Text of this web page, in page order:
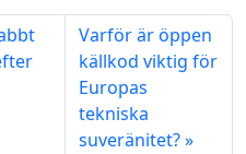
Varför är öppen
källkod viktig för
Europas
tekniska
suveränitet?